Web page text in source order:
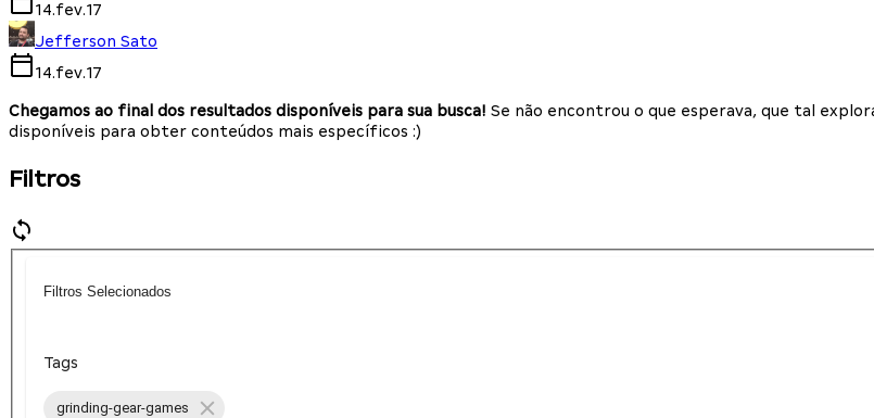
14.fev.17
Jefferson Sato
14.fev.17
Chegamos ao final dos resultados disponíveis para sua busca! Se não encontrou o que esperava, que tal
disponíveis para obter conteúdos mais específicos :)
Filtros
Filtros Selecionados
Tags
grinding-gear-games